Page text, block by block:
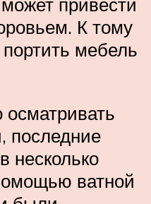
К тому
мебель
осматривать
последние
несколько
ватной